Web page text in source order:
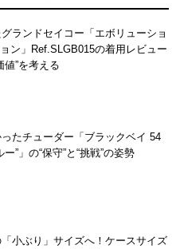
ランドセイコー「エボリューショ
ン」Ref.SLGB015の着用レビュー
値”を考える
たチューダー「ブラックベイ 54
”」の“保守”と“挑戦”の姿勢
小ぶり」サイズへ！ケースサイズ